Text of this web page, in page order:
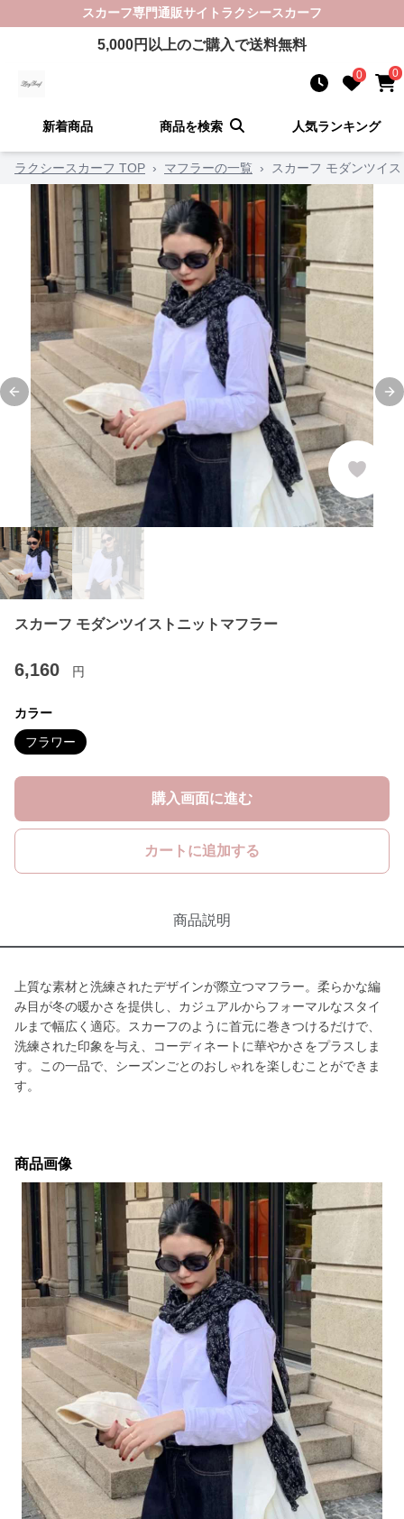
スカーフ専門通販サイト ラクシースカーフ
5,000円以上のご購入で送料無料
0 0
新着商品 商品を検索 人気ランキング
ラクシースカーフ TOP › マフラーの一覧 › スカーフ モダンツイ
Previous slide
スカーフ モダンツイストニットマフラー
6,160 円
カラー
フラワー
購入画面に進む
カートに追加する
商品説明
上質な素材と洗練されたデザインが際立つマフラー。柔らかな編
み目が冬の暖かさを提供し、カジュアルからフォーマルなスタイ
ルまで幅広く適応。スカーフのように首元に巻きつけるだけで、
洗練された印象を与え、コーディネートに華やかさをプラスしま
す。この一品で、シーズンごとのおしゃれを楽しむことができま
す。
商品画像